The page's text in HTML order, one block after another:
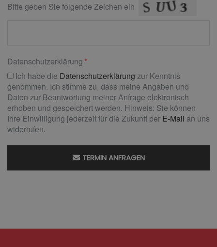
Bitte geben Sie folgende Zeichen ein
Datenschutzerklärung
Ich habe die Datenschutzerklärung zur Kenntnis
genommen. Ich stimme zu, dass meine Angaben und
Daten zur Beantwortung meiner Anfrage elektronisch
erhoben und gespeichert werden. Hinweis: Sie können
Ihre Einwilligung jederzeit für die Zukunft per E-Mail an uns
widerrufen.
TERMIN ANFRAGEN